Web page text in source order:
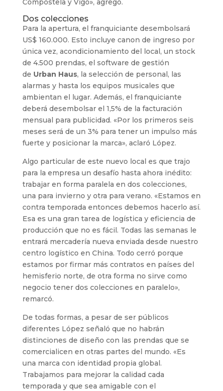
Compostela y Vigo», agregó.
Dos colecciones
Para la apertura, el franquiciante desembolsará
US$ 160.000. Esto incluye canon de ingreso por
única vez, acondicionamiento del local, un stock
de 4.500 prendas, el software de gestión
de Urban Haus, la selección de personal, las
alarmas y hasta los equipos musicales que
ambientan el lugar. Además, el franquiciante
deberá desembolsar el 1,5% de la facturación
mensual para publicidad. «Por los primeros seis
meses será de un 3% para tener un impulso más
fuerte y posicionar la marca», aclaró López.
Algo particular de este nuevo local es que trajo
para la empresa un desafío hasta ahora inédito:
trabajar en forma paralela en dos colecciones,
una para invierno y otra para verano. «Estamos en
contra temporada entonces debemos hacerlo así.
Esa es una gran tarea de logística y eficiencia de
producción que no es fácil. Todas las semanas le
entrará mercadería nueva enviada desde nuestro
centro logístico en China. Todo cerró porque
estamos por firmar más contratos en países del
hemisferio norte, de otra forma no sirve como
negocio tener dos colecciones en paralelo»,
remarcó.
De todas formas, a pesar de ser públicos
diferentes López señaló que no habrán
distinciones de diseño con las prendas que se
comercialicen en otras partes del mundo. «Es
una marca con identidad propia global.
Trabajamos para mejorar la calidad cada
temporada y que sea amigable con el